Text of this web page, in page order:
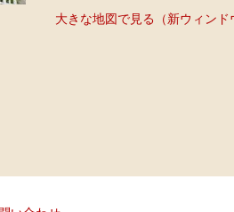
大きな地図で見る（新ウィンド